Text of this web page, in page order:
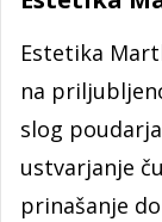
Estetika
na
slog
ustvarjanje
prinašanje